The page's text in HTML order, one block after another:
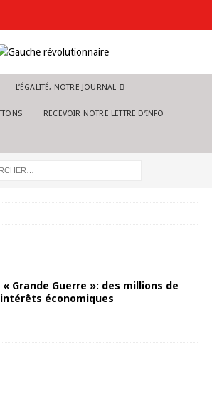
L’ÉGALITÉ, NOTRE JOURNAL
RECEVOIR NOTRE LETTRE D’INFO
Grande Guerre »: des millions de
économiques